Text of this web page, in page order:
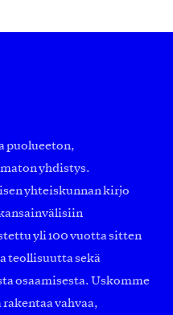
puolueeton,
yhdistys.
yhteiskunnan kirjo
yli 100 vuotta sitten
teollisuutta sekä
osaamisesta. Uskomme
vahvaa,